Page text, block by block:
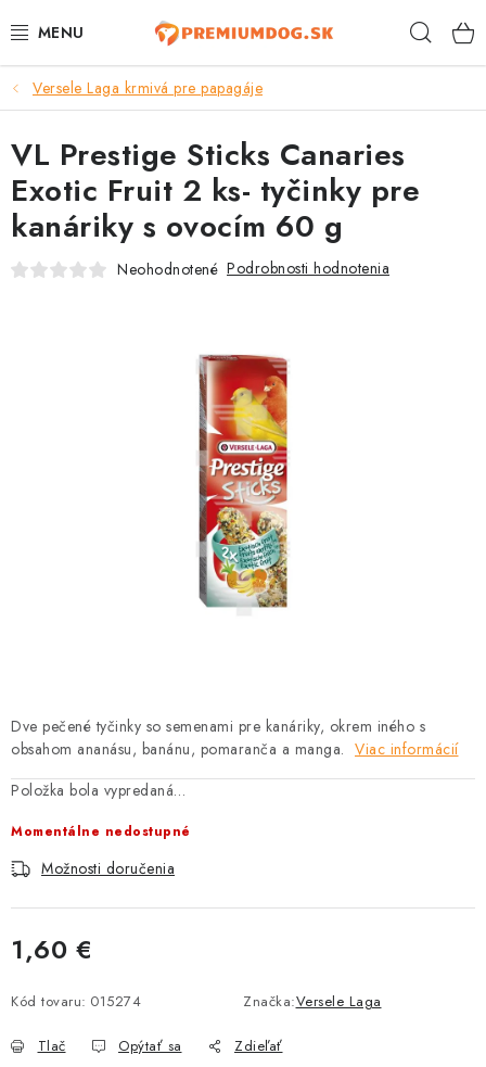
na
TOP 100 PRODUKTOV
NOVINKY
AKCIE
ÚTULKY
HOSPODÁRSKE ZVIERATÁ
VONKAJŠIE VTÁCTVO
CHOVATEĽSKÉ POTREBY
Versele Laga krmivá pre papagáje
Dve pečené tyčinky so semenami pre kanáriky, okrem iného s
obsahom ananásu, banánu, pomaranča a manga. Viac informácií
Položka bola vypredaná…
Momentálne nedostupné
Možnosti doručenia
1,60 €
Kód tovaru: 015274 Značka:Versele Laga
Tlač Opýtať sa Zdieľať
VL Prestige Sticks Canaries
Exotic Fruit 2 ks- tyčinky pre
kanáriky s ovocím 60 g
Neohodnotené Podrobnosti hodnotenia